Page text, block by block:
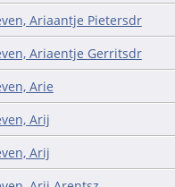
Ariaantje Pietersdr
Ariaentje Gerritsdr
Arie
Arij
Arij